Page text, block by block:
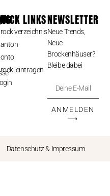
LINKS
eintragen
NEWSLETTER
Neue Trends,
Neue
Brockenhäuser?
Bleibe dabei
ANMELDEN
⟶
Datenschutz & Impressum